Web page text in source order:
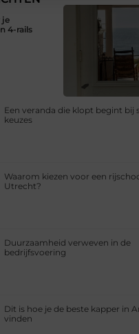
je
4-rails
Een veranda die klopt begint bij
keuzes
Waarom kiezen voor een
Utrecht?
Duurzaamheid verweven in de
bedrijfsvoering
Dit is hoe je de beste kapper in
vinden